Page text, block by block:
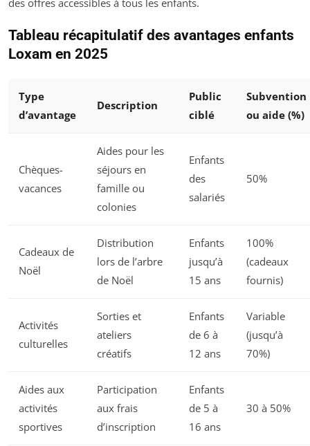
Tableau récapitulatif des avantages enfants
Loxam en 2025
Type
d’avantage
Description
Public
ciblé
Subvention
ou aide (%)
Chèques-
vacances
Aides pour les
séjours en
famille ou
colonies
Enfants
des
salariés
50%
Cadeaux de
Noël
Distribution
lors de l’arbre
de Noël
Enfants
jusqu’à
15 ans
100%
(cadeaux
fournis)
Activités
culturelles
Sorties et
ateliers
créatifs
Enfants
de 6 à
12 ans
Variable
(jusqu’à
70%)
Aides aux
activités
sportives
Participation
aux frais
d’inscription
Enfants
de 5 à
16 ans
30 à 50%